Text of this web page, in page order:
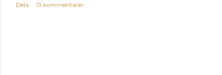
Dela 13 kommentarer